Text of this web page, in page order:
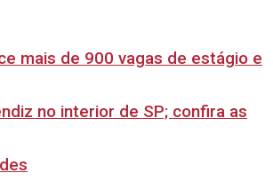
mais de 900 vagas de estágio e
no interior de SP; confira as